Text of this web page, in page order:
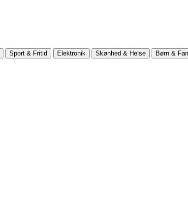
Sport & Fritid Elektronik Skønhed & Helse Børn &